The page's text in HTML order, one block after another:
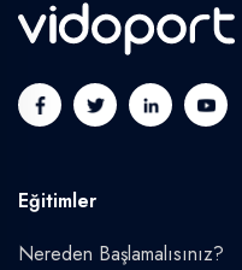
Eğitimler
Nereden Başlamalısınız?